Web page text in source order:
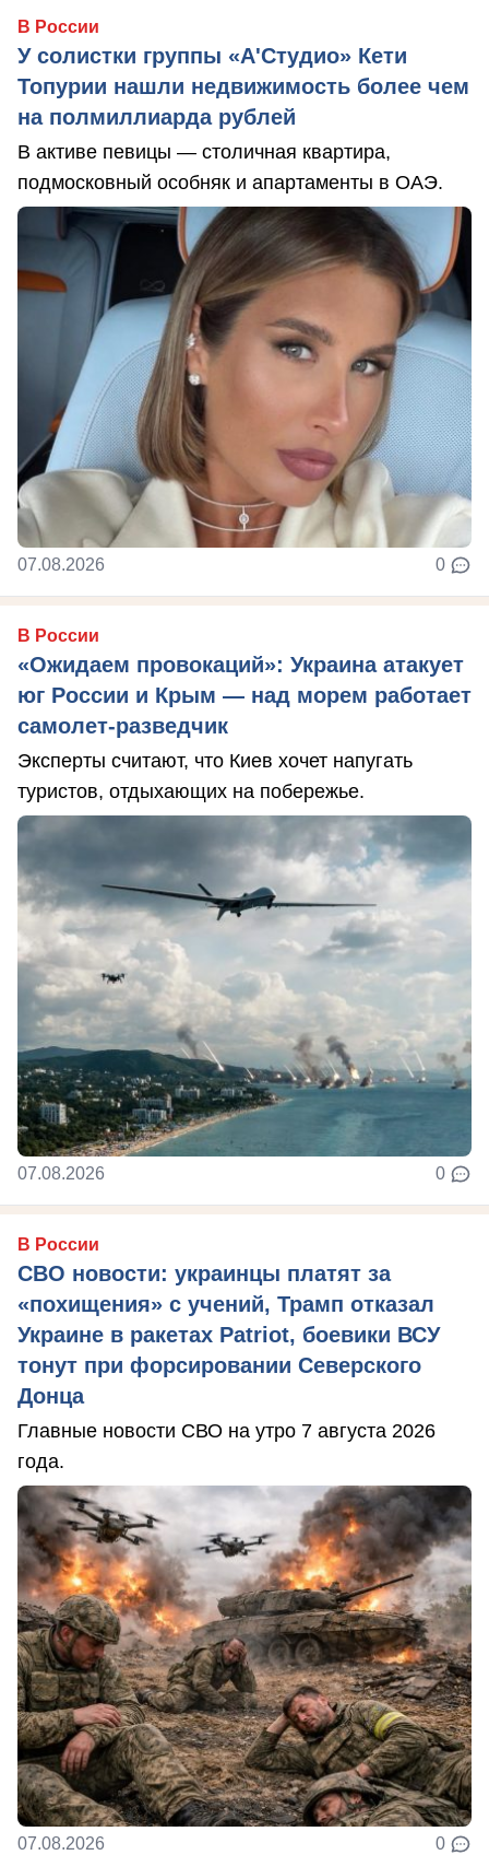
В России
У солистки группы «А'Студио» Кети
Топурии нашли недвижимость более чем
на полмиллиарда рублей
В активе певицы — столичная квартира,
подмосковный особняк и апартаменты в ОАЭ.
07.08.2026 0
В России
«Ожидаем провокаций»: Украина атакует
юг России и Крым — над морем работает
самолет-разведчик
Эксперты считают, что Киев хочет напугать
туристов, отдыхающих на побережье.
07.08.2026 0
В России
СВО новости: украинцы платят за
«похищения» с учений, Трамп отказал
Украине в ракетах Patriot, боевики ВСУ
тонут при форсировании Северского
Донца
Главные новости СВО на утро 7 августа 2026
года.
07.08.2026 0